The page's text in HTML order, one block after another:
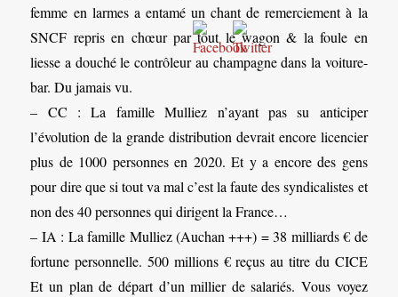
femme en larmes a entamé un chant de remerciement à la
SNCF repris en chœur par tout le wagon & la foule en
liesse a douché le contrôleur au champagne dans la voiture-
bar. Du jamais vu.
– CC : La famille Mulliez n’ayant pas su anticiper
l’évolution de la grande distribution devrait encore licencier
plus de 1000 personnes en 2020. Et y a encore des gens
pour dire que si tout va mal c’est la faute des syndicalistes et
non des 40 personnes qui dirigent la France…
– IA : La famille Mulliez (Auchan +++) = 38 milliards € de
fortune personnelle. 500 millions € reçus au titre du CICE
Et un plan de départ d’un millier de salariés. Vous voyez